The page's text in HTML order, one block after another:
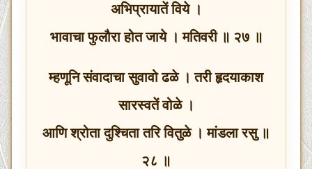
अभिप्रायातें विये ।
भावाचा फुलौरा होत जाये । मतिवरी ॥ २७ ॥
म्हणूनि संवादाचा सुवावो ढळे । तरी हृदयाकाश
सारस्वतें वोळे ।
आणि श्रोता दुश्चिता तरि वितुळे । मांडला रसु ॥
२८ ॥